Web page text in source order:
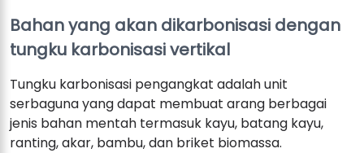
Bahan yang akan dikarbonisasi dengan
tungku karbonisasi vertikal
Tungku karbonisasi pengangkat adalah unit
serbaguna yang dapat membuat arang berbagai
jenis bahan mentah termasuk kayu, batang kayu,
ranting, akar, bambu, dan briket biomassa.